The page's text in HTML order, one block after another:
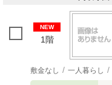
NEW
1階
敷金なし 一人暮らし